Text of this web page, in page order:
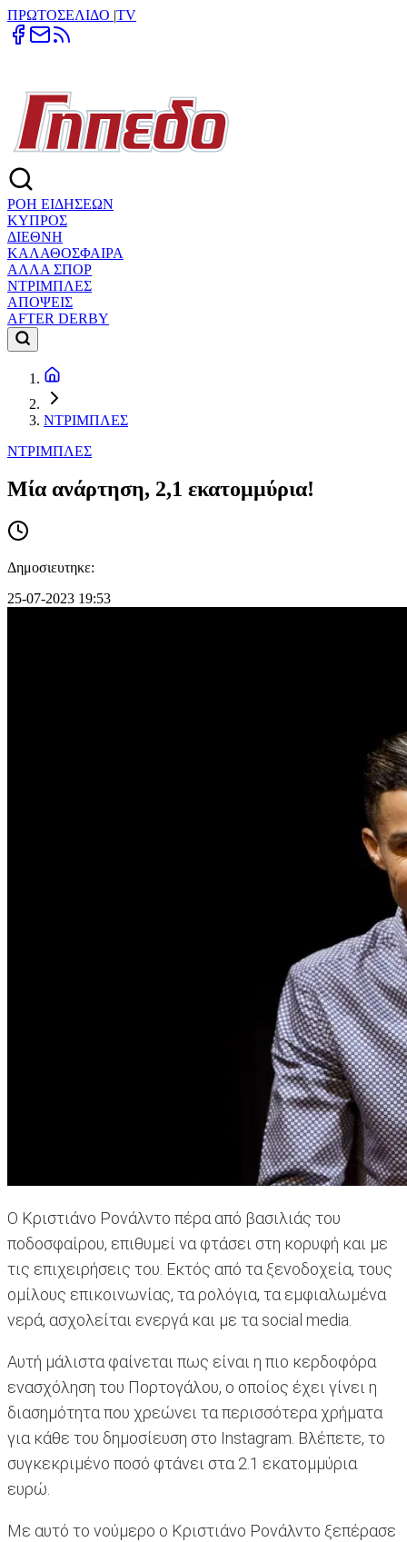
ΠΡΩΤΟΣΕΛΙΔΟ |TV
ΡΟΗ ΕΙΔΗΣΕΩΝ
ΚΥΠΡΟΣ
ΔΙΕΘΝΗ
ΚΑΛΑΘΟΣΦΑΙΡΑ
ΑΛΛΑ ΣΠΟΡ
ΝΤΡΙΜΠΛΕΣ
ΑΠΟΨΕΙΣ
AFTER DERBY
ΝΤΡΙΜΠΛΕΣ
ΝΤΡΙΜΠΛΕΣ
Mία ανάρτηση, 2,1 εκατομμύρια!
Δημοσιευτηκε:
25-07-2023 19:53
Ο Κριστιάνο Ρονάλντο πέρα από βασιλιάς του
ποδοσφαίρου, επιθυμεί να φτάσει στη κορυφή και με
τις επιχειρήσεις του. Εκτός από τα ξενοδοχεία, τους
ομίλους επικοινωνίας, τα ρολόγια, τα εμφιαλωμένα
νερά, ασχολείται ενεργά και με τα social media.
Αυτή μάλιστα φαίνεται πως είναι η πιο κερδοφόρα
ενασχόληση του Πορτογάλου, ο οποίος έχει γίνει η
διασημότητα που χρεώνει τα περισσότερα χρήματα
για κάθε του δημοσίευση στο Instagram. Βλέπετε, το
συγκεκριμένο ποσό φτάνει στα 2.1 εκατομμύρια
ευρώ.
Με αυτό το νούμερο ο Κριστιάνο Ρονάλντο ξεπέρασε